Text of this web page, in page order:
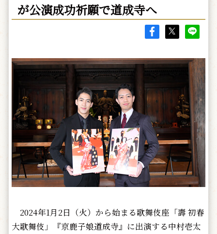
が公演成功祈願で道成寺へ
2024年1月2日（火）から始まる歌舞伎座「壽 初春
大歌舞伎」『京鹿子娘道成寺』に出演する中村壱太